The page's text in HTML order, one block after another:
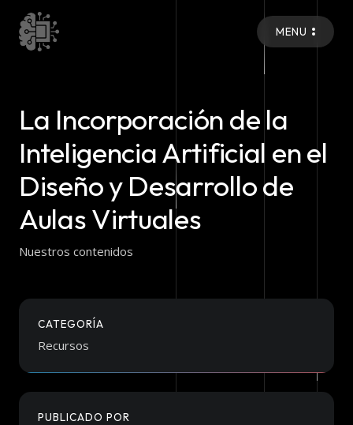
MENU
La Incorporación de la
Inteligencia Artificial en el
Diseño y Desarrollo de
Aulas Virtuales
Nuestros contenidos
CATEGORÍA
Recursos
PUBLICADO POR